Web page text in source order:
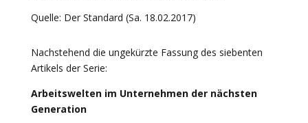
Quelle: Der Standard (Sa. 18.02.2017)
Nachstehend die ungekürzte Fassung des siebenten
Artikels der Serie:
Arbeitswelten im Unternehmen der nächsten
Generation